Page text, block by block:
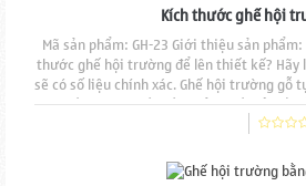
Kích thước ghế hội
Mã sản phẩm: GH-23 Giới thiệu sản
thước ghế hội trường để lên thiết kế? Hãy
sẽ có số liệu chính xác. Ghế hội trường gỗ
cao cấp được thiết kế và sản xuất bởi Đồ
sản phẩm được sản xuất hoàn toàn thủ